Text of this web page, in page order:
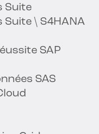
Suite
Suite \ S4HANA
SAP
SAS